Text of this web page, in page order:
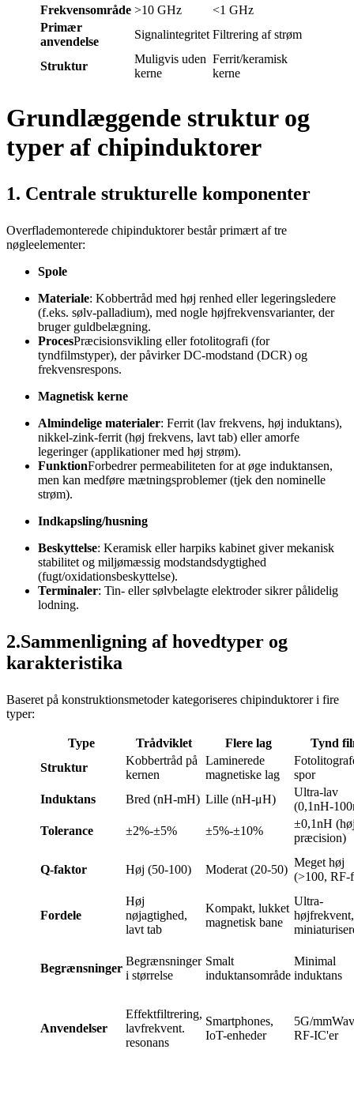
Frekvensområde >10 GHz
<1 GHz
Primær
anvendelse
Signalintegritet Filtrering af strøm
Struktur
Muligvis uden
kerne
Ferrit/keramisk
kerne
Grundlæggende struktur og
typer af chipinduktorer
1. Centrale strukturelle komponenter
Overflademonterede chipinduktorer består primært af tre
nøgleelementer:
Spole
Materiale: Kobbertråd med høj renhed eller legeringsledere
(f.eks. sølv-palladium), med nogle højfrekvensvarianter, der
bruger guldbelægning.
ProcesPræcisionsvikling eller fotolitografi (for
tyndfilmstyper), der påvirker DC-modstand (DCR) og
frekvensrespons.
Magnetisk kerne
Almindelige materialer: Ferrit (lav frekvens, høj induktans),
nikkel-zink-ferrit (høj frekvens, lavt tab) eller amorfe
legeringer (applikationer med høj strøm).
FunktionForbedrer permeabiliteten for at øge induktansen,
men kan medføre mætningsproblemer (tjek den nominelle
strøm).
Indkapsling/husning
Beskyttelse: Keramisk eller harpiks kabinet giver mekanisk
stabilitet og miljømæssig modstandsdygtighed
(fugt/oxidationsbeskyttelse).
Terminaler: Tin- eller sølvbelagte elektroder sikrer pålidelig
lodning.
2.Sammenligning af hovedtyper og
karakteristika
Baseret på konstruktionsmetoder kategoriseres chipinduktorer i fire
typer:
Type Trådviklet Flere lag
Tynd
Struktur
Kobbertråd på
kernen
Laminerede
magnetiske lag
spor
Induktans
Bred (nH-mH) Lille (nH-μH)
Ultra-lav
(0,1nH-
Tolerance
±2%-±5% ±5%-±10%
±0,1nH
præcision)
Q-faktor Høj (50-100) Moderat (20-50)
Meget høj
(>100, RF-
Fordele
Høj
nøjagtighed,
lavt tab
Kompakt, lukket
magnetisk bane
Ultra-
højfrekvent,
Begrænsninger
Begrænsninger
i størrelse
Smalt
induktansområde
Minimal
induktans
Anvendelser
Effektfiltrering,
lavfrekvent.
resonans
Smartphones,
IoT-enheder
5G/
RF-IC'er